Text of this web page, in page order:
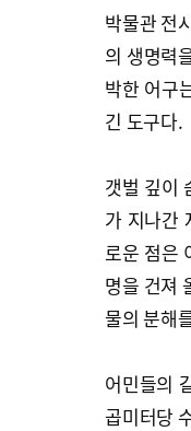
박물관 전
의 생명력
박한 어구
긴 도구다.
갯벌 깊이
가 지나간
로운 점은
명을 건져
물의 분해
어민들의
곱미터당